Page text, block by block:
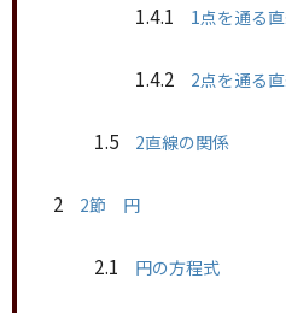
1.4.1 1点を通る
1.4.2 2点を通る
1.5 2直線の関係
2 2節 円
2.1 円の方程式